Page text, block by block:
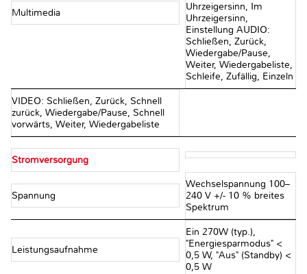
Multimedia
Uhrzeigersinn, Im
Uhrzeigersinn,
Einstellung AUDIO:
Schließen, Zurück,
Wiedergabe/Pause,
Weiter, Wiedergabeliste,
Schleife, Zufällig, Einzeln
VIDEO: Schließen, Zurück, Schnell
zurück, Wiedergabe/Pause, Schnell
vorwärts, Weiter, Wiedergabeliste
Stromversorgung
Spannung
Wechselspannung 100–
240 V +/- 10 % breites
Spektrum
Leistungsaufnahme
Ein 270W (typ.),
"Energiesparmodus" <
0,5 W, "Aus" (Standby) <
0,5 W